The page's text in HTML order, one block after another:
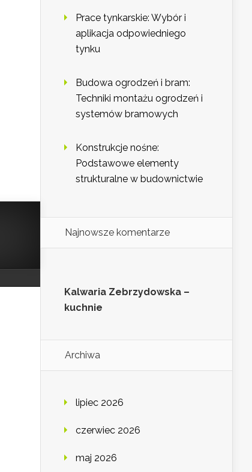
Prace tynkarskie: Wybór i
aplikacja odpowiedniego
tynku
Budowa ogrodzeń i bram:
Techniki montażu ogrodzeń i
systemów bramowych
Konstrukcje nośne:
Podstawowe elementy
strukturalne w budownictwie
Najnowsze komentarze
Kalwaria Zebrzydowska –
kuchnie
Archiwa
lipiec 2026
czerwiec 2026
maj 2026